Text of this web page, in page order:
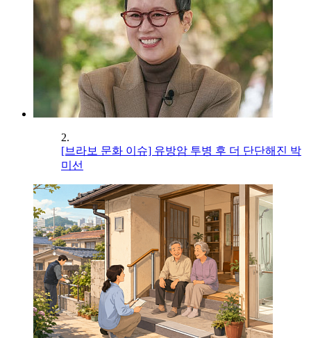
2.
[브라보 문화 이슈] 유방암 투병 후 더 단단해진 박
미선